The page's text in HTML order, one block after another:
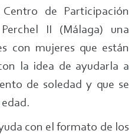
de Participación
II (Málaga) una
con mujeres que están
la idea de ayudarla a
de soledad y que se
edad.
con el formato de los